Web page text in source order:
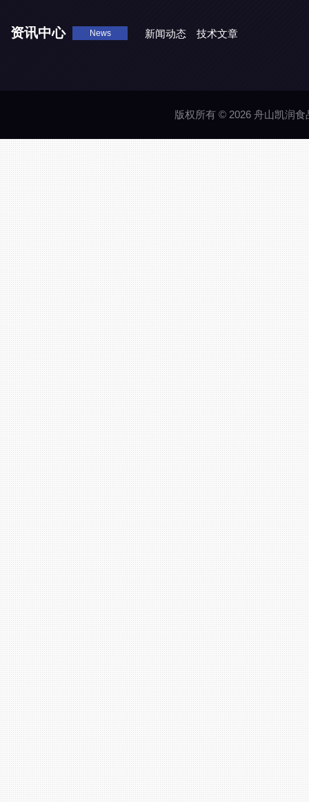
资讯中心 News 新闻动态 技术文章
版权所有 © 2026 舟山凯润